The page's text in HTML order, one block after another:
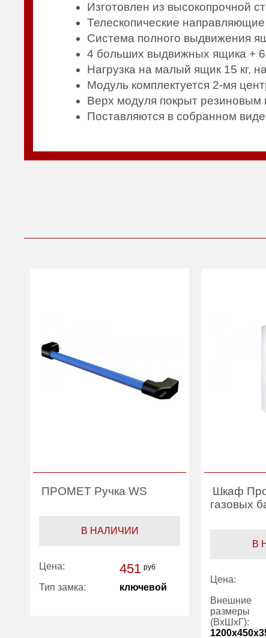
Изготовлен из высокопрочной
Телескопические
Система полного выдвижения
4 больших выдвижных ящика +
Нагрузка на малый ящик 15 кг,
Модуль комплектуется 2-мя
Верх модуля покрыт резиновым
Поставляются в собранном виде
ПРОМЕТ Ручка WS
В НАЛИЧИИ
Цена: 451 руб
Тип замка: ключевой
Шкаф
газовых
В
Цена:
Внешние
размеры
(ВхШхГ):